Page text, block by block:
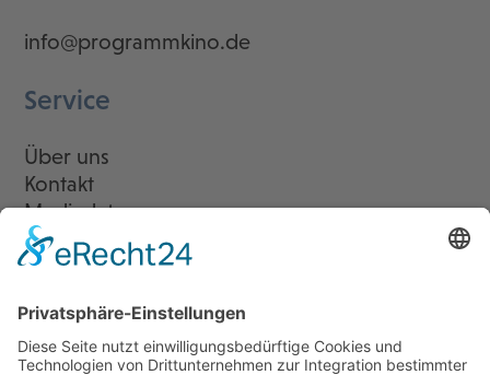
info@programmkino.de
Service
Über uns
Kontakt
Mediadaten
Newsletter
LogIn
Legal